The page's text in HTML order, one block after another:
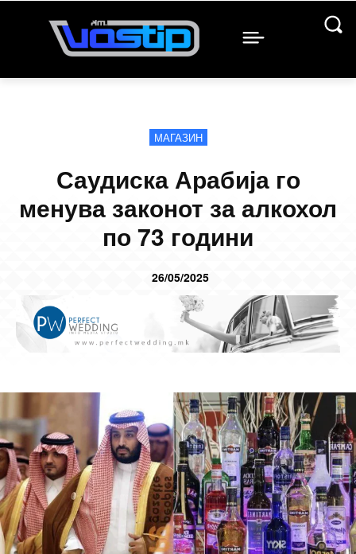
МАГАЗИН
Саудиска Арабија го
менува законот за алкохол
по 73 години
26/05/2025